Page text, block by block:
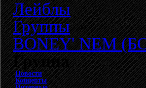
Лейблы
Группы»
BONEY' NEM
Группа
Новости
Концерты